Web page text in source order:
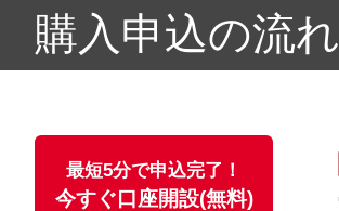
購入申込の流れ
最短5分で申込完了！
今すぐ口座開設(無料)